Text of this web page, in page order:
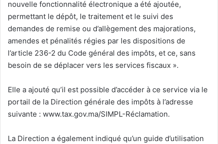
nouvelle fonctionnalité électronique a été ajoutée,
permettant le dépôt, le traitement et le suivi des
demandes de remise ou d’allègement des majorations,
amendes et pénalités régies par les dispositions de
l’article 236-2 du Code général des impôts, et ce, sans
besoin de se déplacer vers les services fiscaux ».
Elle a ajouté qu’il est possible d’accéder à ce service via le
portail de la Direction générale des impôts à l’adresse
suivante : www.tax.gov.ma/SIMPL-Réclamation.
La Direction a également indiqué qu’un guide d’utilisation